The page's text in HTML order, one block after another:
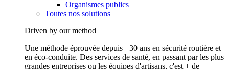
Organismes publics
Toutes nos solutions
Driven by our method
Une méthode éprouvée depuis +30 ans en sécurité routière et
en éco-conduite. Des services de santé, en passant par les plus
grandes entreprises ou les équipes d'artisans, c'est + de